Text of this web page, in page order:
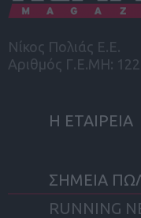
Νίκος Πολιάς Ε.Ε.
Αριθμός Γ.Ε.ΜΗ:
Η ΕΤΑΙΡΕΙΑ
ΣΗΜΕΙΑ
RUNNING